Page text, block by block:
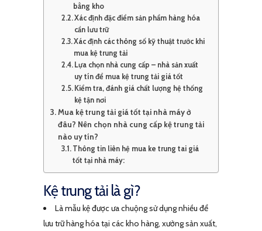
bằng kho
Xác định đặc điểm sản phẩm hàng hóa
cần lưu trữ
Xác định các thông số kỹ thuật trước khi
mua kệ trung tải
Lựa chọn nhà cung cấp – nhà sản xuất
uy tín để mua kệ trung tải giá tốt
Kiểm tra, đánh giá chất lượng hệ thống
kệ tận nơi
Mua kệ trung tải giá tốt tại nhà máy ở
đâu? Nên chọn nhà cung cấp kệ trung tải
nào uy tín?
Thông tin liên hệ mua ke trung tai giá
tốt tại nhà máy:
Kệ trung tải là gì?
Là mẫu kệ được ưa chuộng sử dụng nhiều để
lưu trữ hàng hóa tại các kho hàng, xưởng sản xuất,